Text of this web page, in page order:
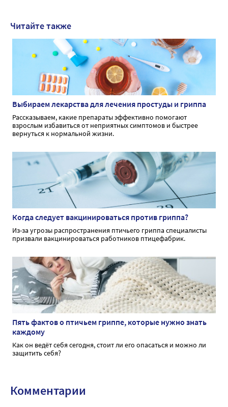
Читайте также
Выбираем лекарства для лечения простуды и гриппа
Рассказываем, какие препараты эффективно помогают
взрослым избавиться от неприятных симптомов и быстрее
вернуться к нормальной жизни.
Когда следует вакцинироваться против гриппа?
Из-за угрозы распространения птичьего гриппа специалисты
призвали вакцинироваться работников птицефабрик.
Пять фактов о птичьем гриппе, которые нужно знать
каждому
Как он ведёт себя сегодня, стоит ли его опасаться и можно ли
защитить себя?
Комментарии